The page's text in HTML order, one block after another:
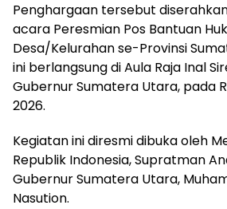
Penghargaan tersebut
acara Peresmian Pos Bantuan
Desa/Kelurahan se-Provinsi
ini berlangsung di Aula Raja Inal
Gubernur Sumatera Utara, pada
2026.
Kegiatan ini diresmi dibuka oleh
Republik Indonesia, Supratman
Gubernur Sumatera Utara,
Nasution.